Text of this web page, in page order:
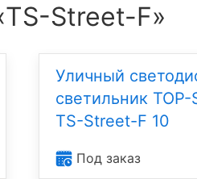
Street-F»
Уличный
светильник TOP-
TS-Street-F 10
Под заказ